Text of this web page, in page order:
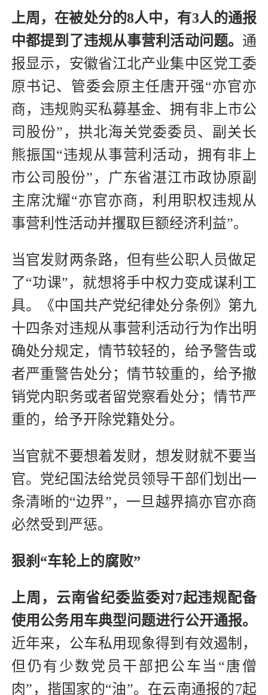
上周，在被处分的8人中，有3人的通报
中都提到了违规从事营利活动问题。 通
报显示，安徽省江北产业集中区党工委
原书记、管委会原主任唐开强“亦官亦
商，违规购买私募基金、拥有非上市公
司股份”，拱北海关党委委员、副关长
熊振国“违规从事营利活动，拥有非上
市公司股份”，广东省湛江市政协原副
主席沈耀“亦官亦商，利用职权违规从
事营利性活动并攫取巨额经济利益”。
当官发财两条路，但有些公职人员做足
了“功课”，就想将手中权力变成谋利工
具。《中国共产党纪律处分条例》第九
十四条对违规从事营利活动行为作出明
确处分规定，情节较轻的，给予警告或
者严重警告处分；情节较重的，给予撤
销党内职务或者留党察看处分；情节严
重的，给予开除党籍处分。
当官就不要想着发财，想发财就不要当
官。党纪国法给党员领导干部们划出一
条清晰的“边界”，一旦越界搞亦官亦商
必然受到严惩。
狠刹“车轮上的腐败”
上周，云南省纪委监委对7起违规配备
使用公务用车典型问题进行公开通报。
近年来，公车私用现象得到有效遏制，
但仍有少数党员干部把公车当“唐僧
肉”，揩国家的“油”。在云南通报的7起